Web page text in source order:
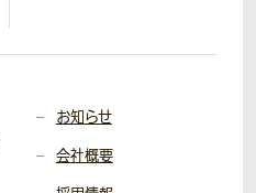
お知らせ
会社概要